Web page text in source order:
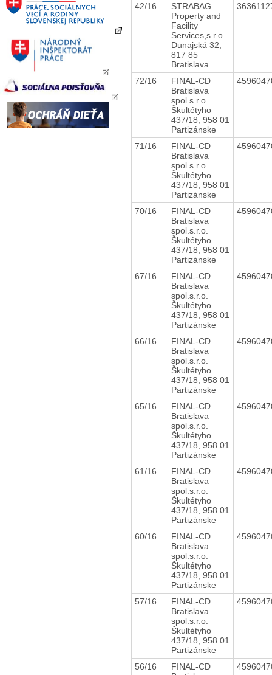
42/16
STRABAG
Property and
Facility
Services,s.r.o.
Dunajská 32,
817 85
Bratislava
72/16
FINAL-CD
Bratislava
spol.s.r.o.
Škultétyho
437/18, 958 01
Partizánske
71/16
FINAL-CD
Bratislava
spol.s.r.o.
Škultétyho
437/18, 958 01
Partizánske
70/16
FINAL-CD
Bratislava
spol.s.r.o.
Škultétyho
437/18, 958 01
Partizánske
67/16
FINAL-CD
Bratislava
spol.s.r.o.
Škultétyho
437/18, 958 01
Partizánske
66/16
FINAL-CD
Bratislava
spol.s.r.o.
Škultétyho
437/18, 958 01
Partizánske
65/16
FINAL-CD
Bratislava
spol.s.r.o.
Škultétyho
437/18, 958 01
Partizánske
61/16
FINAL-CD
Bratislava
spol.s.r.o.
Škultétyho
437/18, 958 01
Partizánske
60/16
FINAL-CD
Bratislava
spol.s.r.o.
Škultétyho
437/18, 958 01
Partizánske
57/16
FINAL-CD
Bratislava
spol.s.r.o.
Škultétyho
437/18, 958 01
Partizánske
56/16
FINAL-CD